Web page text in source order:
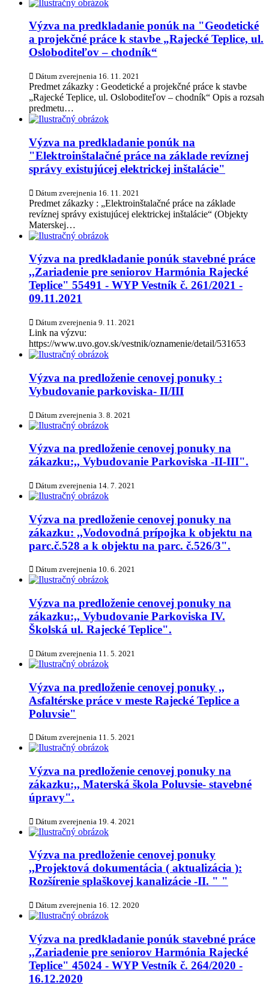
Výzva na predkladanie ponúk na "Geodetické
a projekčné práce k stavbe „Rajecké Teplice, ul.
Osloboditeľov – chodník“
Dátum zverejnenia 16. 11. 2021
Predmet zákazky : Geodetické a projekčné práce k stavbe
„Rajecké Teplice, ul. Osloboditeľov – chodník“ Opis a rozsah
predmetu…
Výzva na predkladanie ponúk na
"Elektroinštalačné práce na základe revíznej
správy existujúcej elektrickej inštalácie"
Dátum zverejnenia 16. 11. 2021
Predmet zákazky : „Elektroinštalačné práce na základe
revíznej správy existujúcej elektrickej inštalácie“ (Objekty
Materskej…
Výzva na predkladanie ponúk stavebné práce
,,Zariadenie pre seniorov Harmónia Rajecké
Teplice" 55491 - WYP Vestník č. 261/2021 -
09.11.2021
Dátum zverejnenia 9. 11. 2021
Link na výzvu:
https://www.uvo.gov.sk/vestnik/oznamenie/detail/531653
Výzva na predloženie cenovej ponuky :
Vybudovanie parkoviska- II/III
Dátum zverejnenia 3. 8. 2021
Výzva na predloženie cenovej ponuky na
zákazku:,, Vybudovanie Parkoviska -II-III".
Dátum zverejnenia 14. 7. 2021
Výzva na predloženie cenovej ponuky na
zákazku: ,,Vodovodná prípojka k objektu na
parc.č.528 a k objektu na parc. č.526/3".
Dátum zverejnenia 10. 6. 2021
Výzva na predloženie cenovej ponuky na
zákazku:,, Vybudovanie Parkoviska IV.
Školská ul. Rajecké Teplice".
Dátum zverejnenia 11. 5. 2021
Výzva na predloženie cenovej ponuky ,,
Asfaltérske práce v meste Rajecké Teplice a
Poluvsie"
Dátum zverejnenia 11. 5. 2021
Výzva na predloženie cenovej ponuky na
zákazku:,, Materská škola Poluvsie- stavebné
úpravy".
Dátum zverejnenia 19. 4. 2021
Výzva na predloženie cenovej ponuky
,,Projektová dokumentácia ( aktualizácia ):
Rozšírenie splaškovej kanalizácie -II. " "
Dátum zverejnenia 16. 12. 2020
Výzva na predkladanie ponúk stavebné práce
,,Zariadenie pre seniorov Harmónia Rajecké
Teplice" 45024 - WYP Vestník č. 264/2020 -
16.12.2020